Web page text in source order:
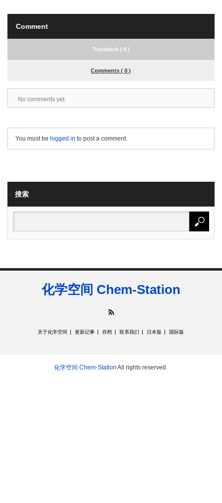
Comment
Trackback ( 0 )
Comments ( 0 )
No comments yet.
You must be logged in to post a comment.
搜索
化学空间 Chem-Station
关于化学空间 更新记事 存档 联系我们 日本版 国际版
化学空间 Chem-Station All rights reserved.